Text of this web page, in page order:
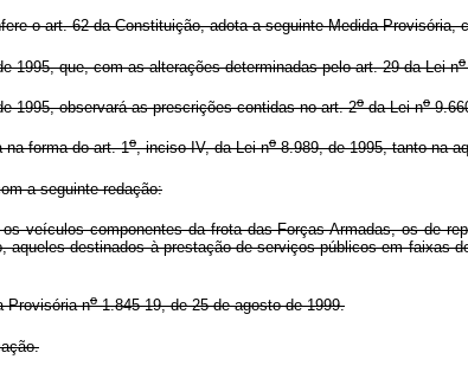
o art. 62 da Constituição, adota a seguinte Medida Provisória,
1995, que, com as alterações determinadas pelo art. 29 da Lei no
1995, observará as prescrições contidas no art. 2oda Lei no
forma do art. 1o, inciso IV, da Lei no8.989, de 1995, tanto na
a seguinte redação:
veículos componentes da frota das Forças Armadas, os de
aqueles destinados à prestação de serviços públicos em faixas
Provisória no1.845-19, de 25 de agosto de 1999.